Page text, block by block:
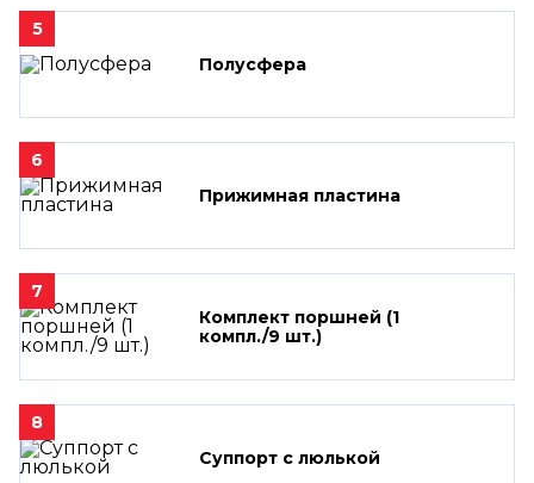
5
Полусфера
6
Прижимная пластина
7
Комплект поршней (1
компл./9 шт.)
8
Суппорт с люлькой